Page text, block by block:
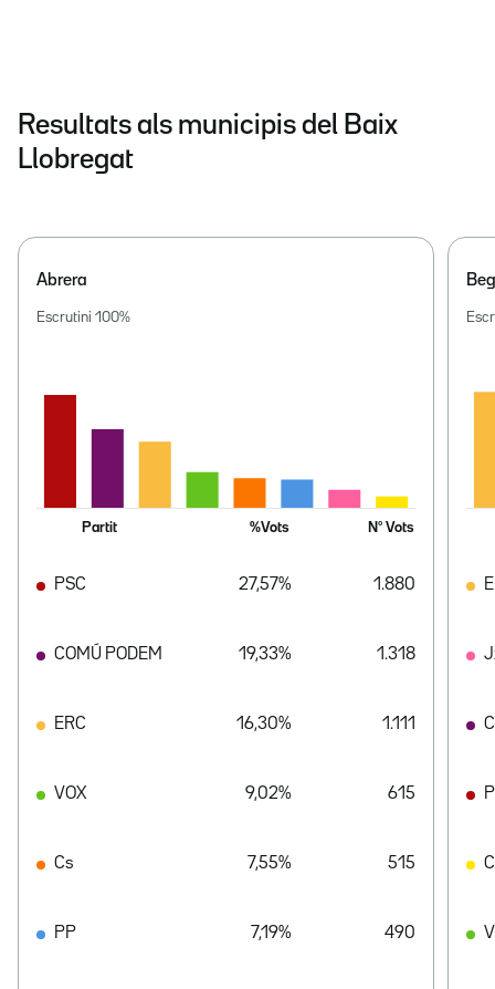
Resultats als municipis del Baix
Llobregat
Abrera
Escrutini 100%
Partit %Vots Nº Vots
PSC 27,57% 1.880
COMÚ PODEM 19,33% 1.318
ERC 16,30% 1.111
VOX 9,02% 615
Cs 7,55% 515
PP 7,19% 490